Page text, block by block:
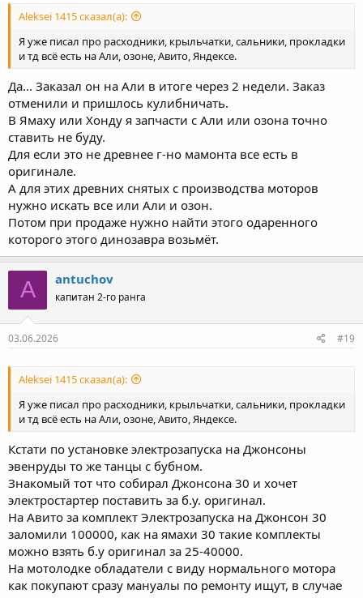
Aleksei 1415 сказал(а):
Я уже писал про расходники, крыльчатки, сальники, прокладки
и тд всё есть на Али, озоне, Авито, Яндексе.
Да... Заказал он на Али в итоге через 2 недели. Заказ
отменили и пришлось кулибничать.
В Ямаху или Хонду я запчасти с Али или озона точно
ставить не буду.
Для если это не древнее г-но мамонта все есть в
оригинале.
А для этих древних снятых с производства моторов
нужно искать все или Али и озон.
Потом при продаже нужно найти этого одаренного
которого этого динозавра возьмёт.
A antuchov
капитан 2-го ранга
03.06.2026 #19
Aleksei 1415 сказал(а):
Я уже писал про расходники, крыльчатки, сальники, прокладки
и тд всё есть на Али, озоне, Авито, Яндексе.
Кстати по установке электрозапуска на Джонсоны
эвенруды то же танцы с бубном.
Знакомый тот что собирал Джонсона 30 и хочет
электростартер поставить за б.у. оригинал.
На Авито за комплект Электрозапуска на Джонсон 30
заломили 100000, как на ямахи 30 такие комплекты
можно взять б.у оригинал за 25-40000.
На мотолодке обладатели с виду нормального мотора
как покупают сразу мануалы по ремонту ищут, в случае